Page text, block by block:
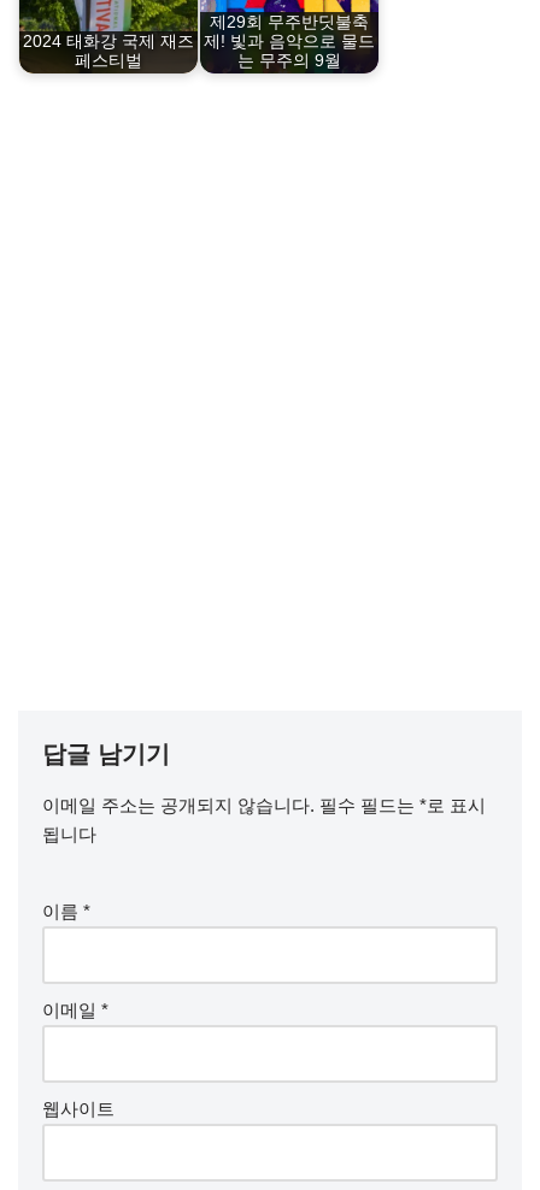
2024 태화강 국제 재즈
페스티벌
제29회 무주반딧불축
제! 빛과 음악으로 물드
는 무주의 9월
답글 남기기
이메일 주소는 공개되지 않습니다. 필수 필드는 *로 표시
됩니다
이름 *
이메일 *
웹사이트